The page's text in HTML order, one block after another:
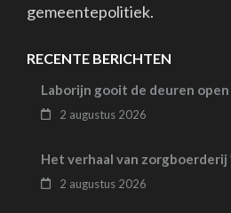
gemeentepolitiek.
RECENTE BERICHTEN
Laborijn gooit de deuren open
2 augustus 2026
Het verhaal van zorgboerderij
2 augustus 2026